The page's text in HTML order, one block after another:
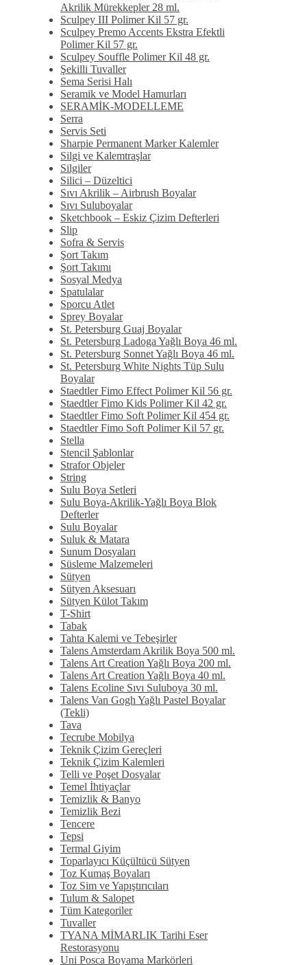
Akrilik Mürekkepler 28 ml.
Sculpey III Polimer Kil 57 gr.
Sculpey Premo Accents Ekstra Efektli
Polimer Kil 57 gr.
Sculpey Souffle Polimer Kil 48 gr.
Şekilli Tuvaller
Sema Serisi Halı
Seramik ve Model Hamurları
SERAMİK-MODELLEME
Serra
Servis Seti
Sharpie Permanent Marker Kalemler
Silgi ve Kalemtraşlar
Silgiler
Silici – Düzeltici
Sıvı Akrilik – Airbrush Boyalar
Sıvı Suluboyalar
Sketchbook – Eskiz Çizim Defterleri
Slip
Sofra & Servis
Şort Takım
Şort Takımı
Sosyal Medya
Spatulalar
Sporcu Atlet
Sprey Boyalar
St. Petersburg Guaj Boyalar
St. Petersburg Ladoga Yağlı Boya 46 ml.
St. Petersburg Sonnet Yağlı Boya 46 ml.
St. Petersburg White Nights Tüp Sulu
Boyalar
Staedtler Fimo Effect Polimer Kil 56 gr.
Staedtler Fimo Kids Polimer Kil 42 gr.
Staedtler Fimo Soft Polimer Kil 454 gr.
Staedtler Fimo Soft Polimer Kil 57 gr.
Stella
Stencil Şablonlar
Strafor Objeler
String
Sulu Boya Setleri
Sulu Boya-Akrilik-Yağlı Boya Blok
Defterler
Sulu Boyalar
Suluk & Matara
Sunum Dosyaları
Süsleme Malzemeleri
Sütyen
Sütyen Aksesuarı
Sütyen Külot Takım
T-Shirt
Tabak
Tahta Kalemi ve Tebeşirler
Talens Amsterdam Akrilik Boya 500 ml.
Talens Art Creation Yağlı Boya 200 ml.
Talens Art Creation Yağlı Boya 40 ml.
Talens Ecoline Sıvı Suluboya 30 ml.
Talens Van Gogh Yağlı Pastel Boyalar
(Tekli)
Tava
Tecrube Mobilya
Teknik Çizim Gereçleri
Teknik Çizim Kalemleri
Telli ve Poşet Dosyalar
Temel İhtiyaçlar
Temizlik & Banyo
Temizlik Bezi
Tencere
Tepsi
Termal Giyim
Toparlayıcı Küçültücü Sütyen
Toz Kumaş Boyaları
Toz Sim ve Yapıştırıcıları
Tulum & Salopet
Tüm Kategoriler
Tuvaller
TYANA MİMARLIK Tarihi Eser
Restorasyonu
Uni Posca Boyama Markörleri